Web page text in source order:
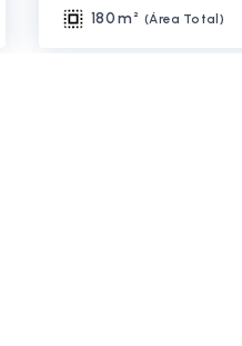
180 m² (Área Total )